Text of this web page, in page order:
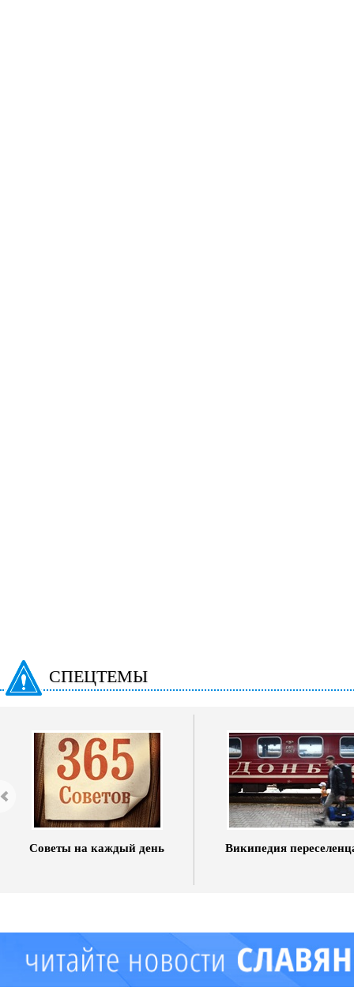
СПЕЦТЕМЫ
Советы на каждый день Википедия